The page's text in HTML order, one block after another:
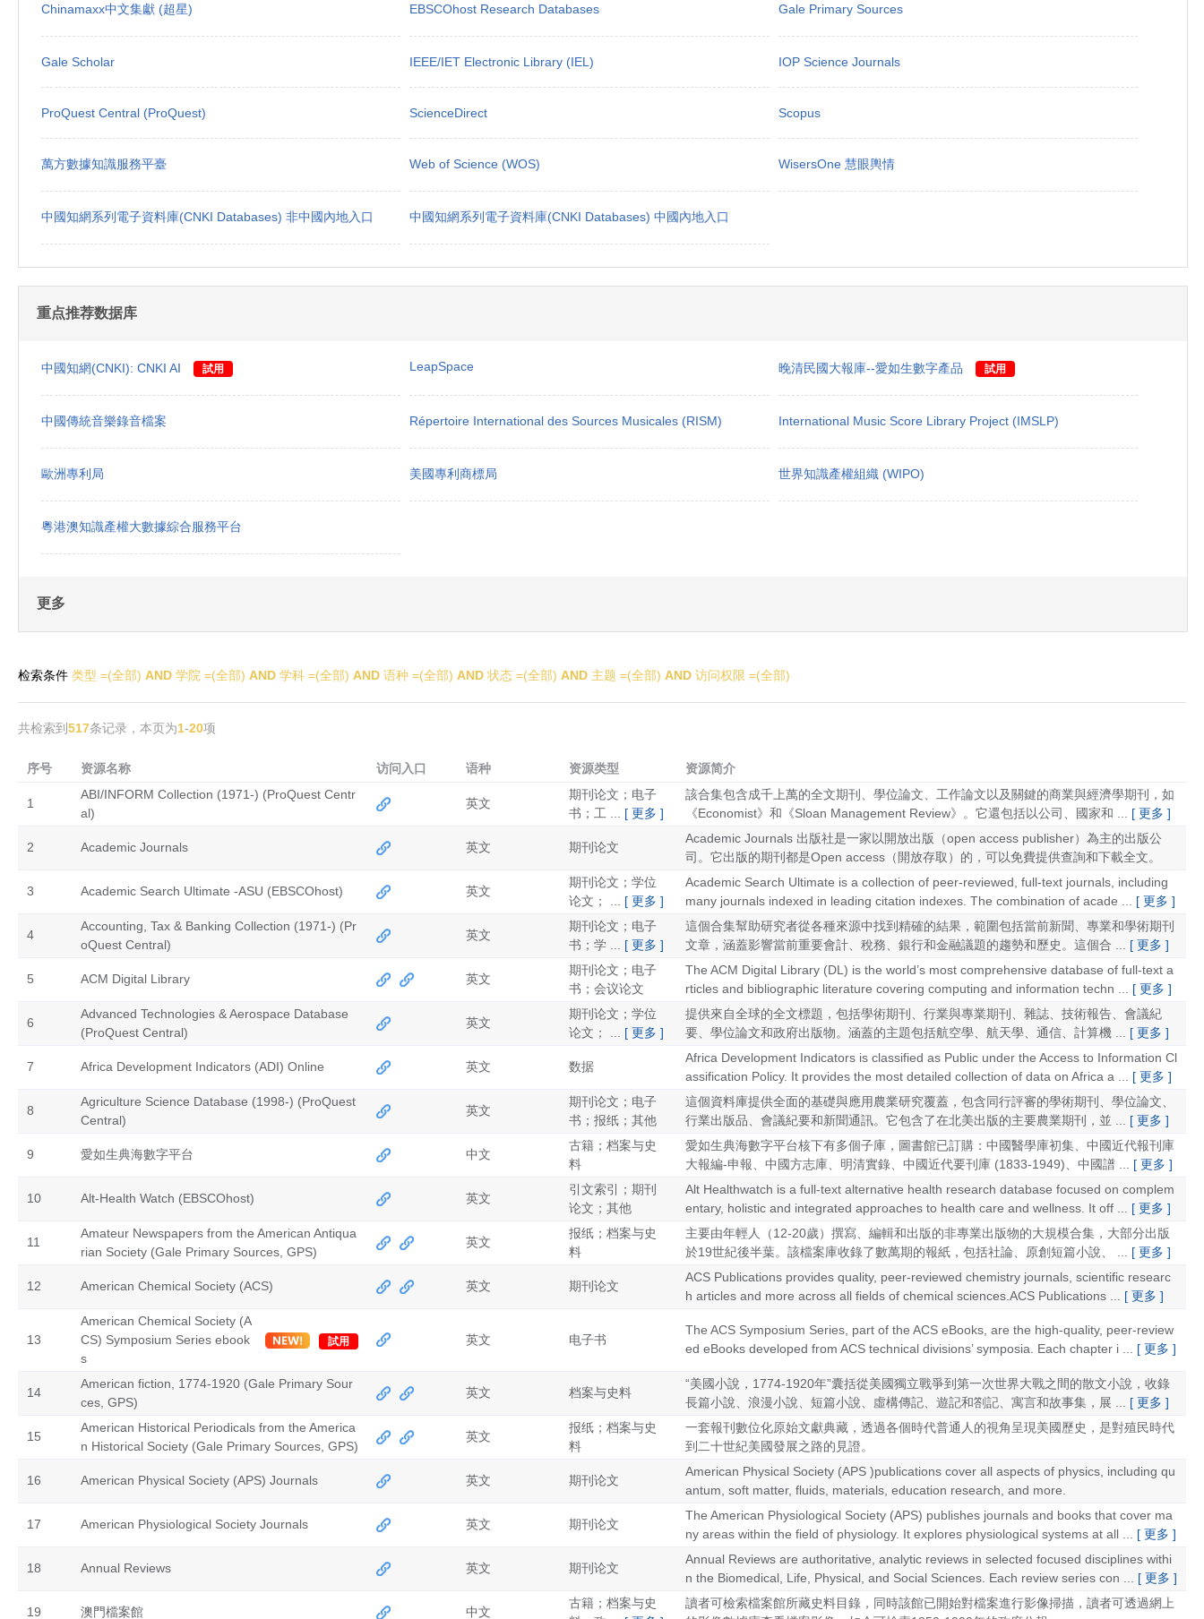
Chinamaxx中文集獻 (超星) EBSCOhost Research Databases Gale Primary Sources
Gale Scholar IEEE/IET Electronic Library (IEL) IOP Science Journals
ProQuest Central (ProQuest) ScienceDirect Scopus
萬方數據知識服務平臺 Web of Science (WOS) WisersOne 慧眼輿情
中國知網系列電子資料庫(CNKI Databases) 非中國內地入口 中國知網系列電子資料庫(CNKI Databases) 中國內地入口
重点推荐数据库
中國知網(CNKI): CNKI AI 試用 LeapSpace 晚清民國大報庫--愛如生數字產品 試用
中國傳統音樂錄音檔案 Répertoire International des Sources Musicales (RISM) International Music Score Library Project (IMSLP)
歐洲專利局 美國專利商標局 世界知識產權組織 (WIPO)
粵港澳知識產權大數據綜合服務平台
更多
检索条件 类型 =(全部) AND 学院 =(全部) AND 学科 =(全部) AND 语种 =(全部) AND 状态 =(全部) AND 主题 =(全部) AND 访问权限 =(全部)
共检索到 517条记录， 本页为1-20项
序号 资源名称 访问入口 语种 资源类型 资源简介
1
ABI/INFORM Collection (1971-) (ProQuest Centr
al)
英文
期刊论文；电子
书；工 ... [ 更多 ]
該合集包含成千上萬的全文期刊、學位論文、工作論文以及關鍵的商業與經濟學期刊，如
《Economist》和《Sloan Management Review》。它還包括以公司、國家和 ... [ 更多 ]
2 Academic Journals 英文 期刊论文
Academic Journals 出版社是一家以開放出版（open access publisher）為主的出版公
司。它出版的期刊都是Open access（開放存取）的，可以免費提供查詢和下載全文。
3 Academic Search Ultimate -ASU (EBSCOhost) 英文
期刊论文；学位
论文； ... [ 更多 ]
Academic Search Ultimate is a collection of peer-reviewed, full-text journals, including
many journals indexed in leading citation indexes. The combination of acade ... [ 更多 ]
4
Accounting, Tax & Banking Collection (1971-) (Pr
oQuest Central)
英文
期刊论文；电子
书；学 ... [ 更多 ]
這個合集幫助研究者從各種來源中找到精確的結果，範圍包括當前新聞、專業和學術期刊
文章，涵蓋影響當前重要會計、稅務、銀行和金融議題的趨勢和歷史。這個合 ... [ 更多 ]
5 ACM Digital Library 英文
期刊论文；电子
书；会议论文
The ACM Digital Library (DL) is the world’s most comprehensive database of full-text a
rticles and bibliographic literature covering computing and information techn ... [ 更多 ]
6
Advanced Technologies & Aerospace Database
(ProQuest Central)
英文
期刊论文；学位
论文； ... [ 更多 ]
提供來自全球的全文標題，包括學術期刊、行業與專業期刊、雜誌、技術報告、會議紀
要、學位論文和政府出版物。涵蓋的主題包括航空學、航天學、通信、計算機 ... [ 更多 ]
7 Africa Development Indicators (ADI) Online 英文 数据
Africa Development Indicators is classified as Public under the Access to Information Cl
assification Policy. It provides the most detailed collection of data on Africa a ... [ 更多 ]
8
Agriculture Science Database (1998-) (ProQuest
Central)
英文
期刊论文；电子
书；报纸；其他
這個資料庫提供全面的基礎與應用農業研究覆蓋，包含同行評審的學術期刊、學位論文、
行業出版品、會議紀要和新聞通訊。它包含了在北美出版的主要農業期刊，並 ... [ 更多 ]
9 愛如生典海數字平台 中文
古籍；档案与史
料
愛如生典海數字平台核下有多個子庫，圖書館已訂購：中國醫學庫初集、中國近代報刊庫
大報編-申報、中國方志庫、明清實錄、中國近代要刊庫 (1833-1949)、中國譜 ... [ 更多 ]
10 Alt-Health Watch (EBSCOhost) 英文
引文索引；期刊
论文；其他
Alt Healthwatch is a full-text alternative health research database focused on complem
entary, holistic and integrated approaches to health care and wellness. It off ... [ 更多 ]
11
Amateur Newspapers from the American Antiqua
rian Society (Gale Primary Sources, GPS)
英文
报纸；档案与史
料
主要由年輕人（12-20歲）撰寫、編輯和出版的非專業出版物的大規模合集，大部分出版
於19世紀後半葉。該檔案庫收錄了數萬期的報紙，包括社論、原創短篇小說、 ... [ 更多 ]
12 American Chemical Society (ACS) 英文 期刊论文
ACS Publications provides quality, peer-reviewed chemistry journals, scientific researc
h articles and more across all fields of chemical sciences.ACS Publications ... [ 更多 ]
13
American Chemical Society (A
CS) Symposium Series ebook
s
試用 英文 电子书
The ACS Symposium Series, part of the ACS eBooks, are the high-quality, peer-review
ed eBooks developed from ACS technical divisions’ symposia. Each chapter i ... [ 更多 ]
14
American fiction, 1774-1920 (Gale Primary Sour
ces, GPS)
英文 档案与史料
“美國小說，1774-1920年”囊括從美國獨立戰爭到第一次世界大戰之間的散文小說，收錄
長篇小說、浪漫小說、短篇小說、虛構傳記、遊記和劄記、寓言和故事集，展 ... [ 更多 ]
15
American Historical Periodicals from the America
n Historical Society (Gale Primary Sources, GPS)
英文
报纸；档案与史
料
一套報刊數位化原始文獻典藏，透過各個時代普通人的視角呈現美國歷史，是對殖民時代
到二十世紀美國發展之路的見證。
16 American Physical Society (APS) Journals 英文 期刊论文
American Physical Society (APS )publications cover all aspects of physics, including qu
antum, soft matter, fluids, materials, education research, and more.
17 American Physiological Society Journals 英文 期刊论文
The American Physiological Society (APS) publishes journals and books that cover ma
ny areas within the field of physiology. It explores physiological systems at all ... [ 更多 ]
18 Annual Reviews 英文 期刊论文
Annual Reviews are authoritative, analytic reviews in selected focused disciplines withi
n the Biomedical, Life, Physical, and Social Sciences. Each review series con ... [ 更多 ]
19 澳門檔案館 中文
古籍；档案与史
讀者可檢索檔案館所藏史料目錄，同時該館已開始對檔案進行影像掃描，讀者可透過網上